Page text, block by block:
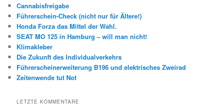
Cannabisfreigabe
Führerschein-Check (nicht nur für Ältere!)
Honda Forza das Mittel der Wahl.
SEAT MO 125 in Hamburg – will man nicht!
Klimakleber
Die Zukunft des Individualverkehrs
Führerscheinerweiterung B196 und elektrisches Zweirad
Zeitenwende tut Not
LETZTE KOMMENTARE